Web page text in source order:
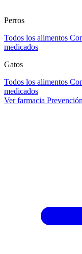
Perros
Todos los alimentos
medicados
Gatos
Todos los alimentos
medicados
Ver farmacia